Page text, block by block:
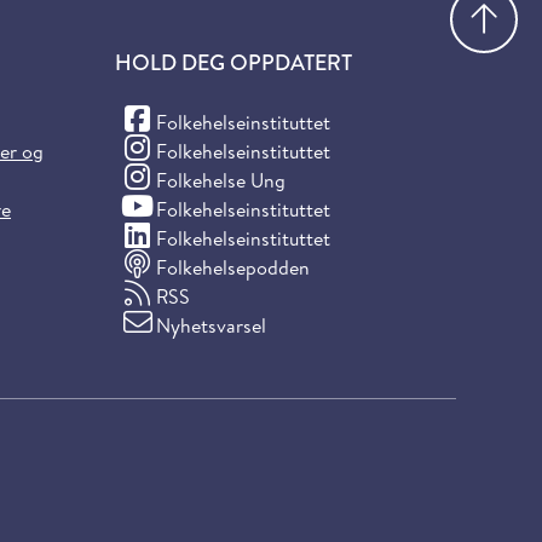
og
HOLD DEG OPPDATERT
Folkehelseinstituttet
(Facebook)
Folkehelseinstituttet
(Instagram)
Folkehelse Ung
(Instagram)
Folkehelseinstituttet
(YouTube)
Folkehelseinstituttet
(LinkedIn)
Folkehelsepodden
RSS
Nyhetsvarsel